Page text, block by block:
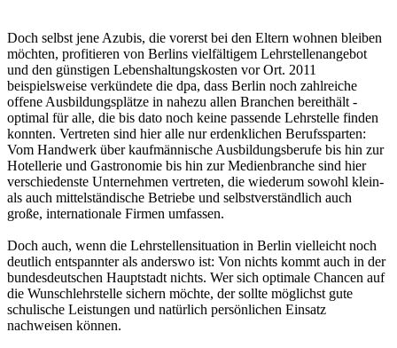
Doch selbst jene Azubis, die vorerst bei den Eltern wohnen bleiben
möchten, profitieren von Berlins vielfältigem Lehrstellenangebot
und den günstigen Lebenshaltungskosten vor Ort. 2011
beispielsweise verkündete die dpa, dass Berlin noch zahlreiche
offene Ausbildungsplätze in nahezu allen Branchen bereithält -
optimal für alle, die bis dato noch keine passende Lehrstelle finden
konnten. Vertreten sind hier alle nur erdenklichen Berufssparten:
Vom Handwerk über kaufmännische Ausbildungsberufe bis hin zur
Hotellerie und Gastronomie bis hin zur Medienbranche sind hier
verschiedenste Unternehmen vertreten, die wiederum sowohl klein-
als auch mittelständische Betriebe und selbstverständlich auch
große, internationale Firmen umfassen.
Doch auch, wenn die Lehrstellensituation in Berlin vielleicht noch
deutlich entspannter als anderswo ist: Von nichts kommt auch in der
bundesdeutschen Hauptstadt nichts. Wer sich optimale Chancen auf
die Wunschlehrstelle sichern möchte, der sollte möglichst gute
schulische Leistungen und natürlich persönlichen Einsatz
nachweisen können.